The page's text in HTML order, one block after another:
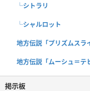
└シトラリ
└シャルロット
地方伝説「プリズムスラ
地方伝説「ムーシュ＝テ
掲示板